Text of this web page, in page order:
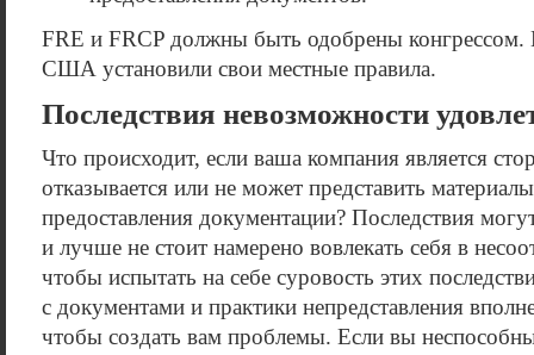
FRE и FRCP должны быть одобрены
США установили свои местные правила.
Последствия невозможности
Что происходит, если ваша компания является
отказывается или не может представить
предоставления документации? Последствия
и лучше не стоит намерено вовлекать себя в
чтобы испытать на себе суровость этих
с документами и практики непредставления
чтобы создать вам проблемы. Если вы